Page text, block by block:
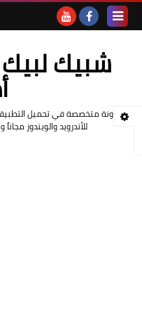
شبيك
مدونة متخصصة في تحميل
للأندرويد والويندوز